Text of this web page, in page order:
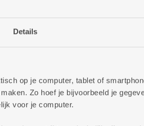
Details
op je computer, tablet of
Zo hoef je bijvoorbeeld je
voor je computer.